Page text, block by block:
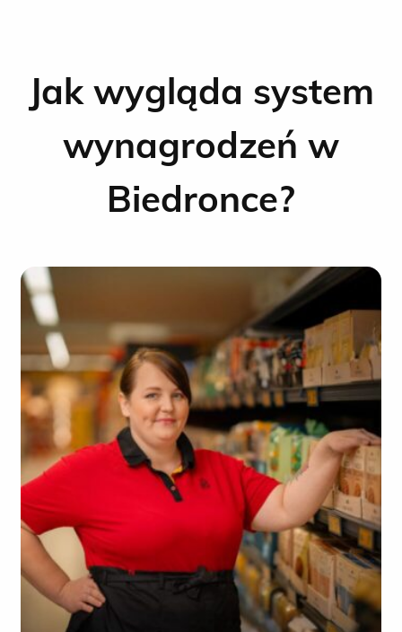
Jak wygląda system
wynagrodzeń w
Biedronce?